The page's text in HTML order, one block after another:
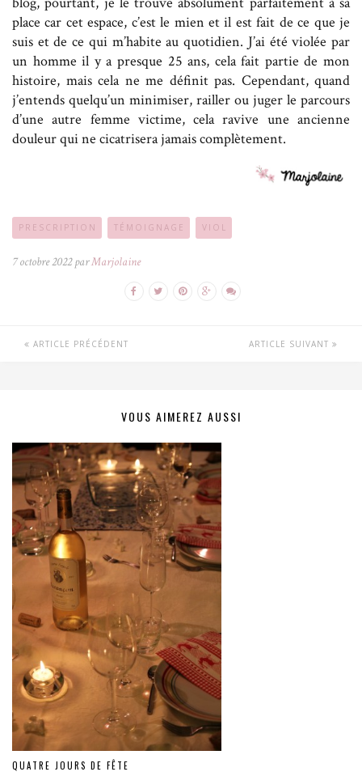
place car cet espace, c’est le mien et il est fait de ce que je
suis et de ce qui m’habite au quotidien. J’ai été violée par
un homme il y a presque 25 ans, cela fait partie de mon
histoire, mais cela ne me définit pas. Cependant, quand
j’entends quelqu’un minimiser, railler ou juger le parcours
d’une autre femme victime, cela ravive une ancienne
douleur qui ne cicatrisera jamais complètement.
PRESCRIPTION TÉMOIGNAGE VIOL
7 octobre 2022 parMarjolaine
ARTICLE PRÉCÉDENT ARTICLE SUIVANT
VOUS AIMEREZ AUSSI
QUATRE JOURS DE FÊTE